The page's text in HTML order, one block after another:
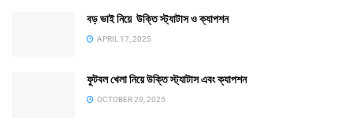
বড় ভাই নিয়ে উক্তি স্ট্যাটাস ও ক্যাপশন
APRIL 17, 2025
ফুটবল খেলা নিয়ে উক্তি স্ট্যাটাস এবং ক্যাপশন
OCTOBER 29, 2025